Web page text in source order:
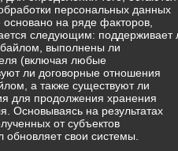
персональных данных
на ряде факторов,
следующим: поддерживает
выполнены ли
(включая любые
ли договорные отношения
а также существуют ли
для продолжения хранения
Основываясь на результатах
от субъектов
свои системы.